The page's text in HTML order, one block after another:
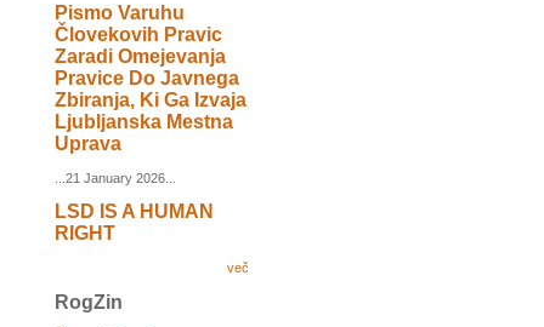
Pismo Varuhu
Človekovih Pravic
Zaradi Omejevanja
Pravice Do Javnega
Zbiranja, Ki Ga Izvaja
Ljubljanska Mestna
Uprava
...21 January 2026...
LSD IS A HUMAN
RIGHT
več
RogZin